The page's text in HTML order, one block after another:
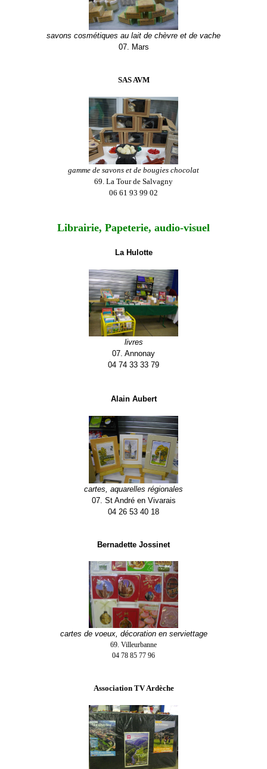
savons cosmétiques au lait de chèvre et de vache
07. Mars
SAS AVM
gamme de savons et de bougies chocolat
69. La Tour de Salvagny
06 61 93 99 02
Librairie, Papeterie, audio-visuel
La Hulotte
livres
07. Annonay
04 74 33 33 79
Alain Aubert
cartes, aquarelles régionales
07. St André en Vivarais
04 26 53 40 18
Bernadette Jossinet
cartes de voeux, décoration en serviettage
69. Villeurbanne
04 78 85 77 96
Association TV Ardèche